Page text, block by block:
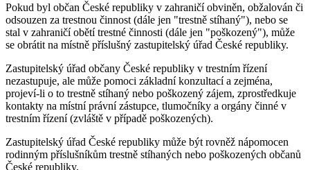
Pokud byl občan České republiky v zahraničí obviněn, obžalován či
odsouzen za trestnou činnost (dále jen "trestně stíhaný"), nebo se
stal v zahraničí obětí trestné činnosti (dále jen "poškozený"), může
se obrátit na místně příslušný zastupitelský úřad České republiky.
Zastupitelský úřad občany České republiky v trestním řízení
nezastupuje, ale může pomoci základní konzultací a zejména,
projeví-li o to trestně stíhaný nebo poškozený zájem, zprostředkuje
kontakty na místní právní zástupce, tlumočníky a orgány činné v
trestním řízení (zvláště v případě poškozených).
Zastupitelský úřad České republiky může být rovněž nápomocen
rodinným příslušníkům trestně stíhaných nebo poškozených občanů
České republiky.